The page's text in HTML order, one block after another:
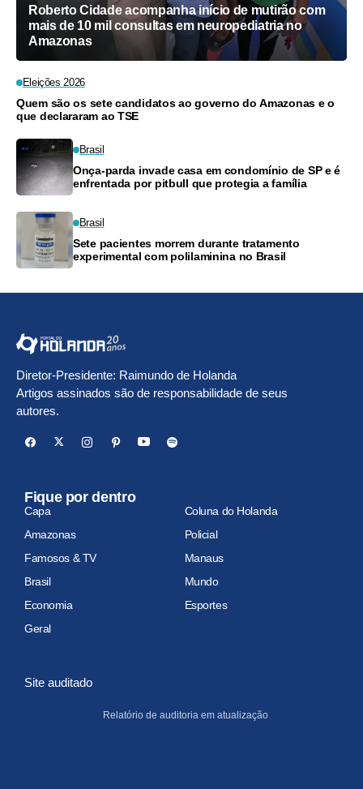
Roberto Cidade acompanha início de mutirão com
mais de 10 mil consultas em neuropediatria no
Amazonas
Eleições 2026
Quem são os sete candidatos ao governo do Amazonas e o
que declararam ao TSE
Brasil
Onça-parda invade casa em condomínio de SP e é
enfrentada por pitbull que protegia a família
Brasil
Sete pacientes morrem durante tratamento
experimental com polilaminina no Brasil
Diretor-Presidente: Raimundo de Holanda
Artigos assinados são de responsabilidade de seus
autores.
Fique por dentro
Capa
Coluna do Holanda
Amazonas
Policial
Famosos & TV
Manaus
Brasil
Mundo
Economia
Esportes
Geral
Site auditado
Relatório de auditoria em atualização